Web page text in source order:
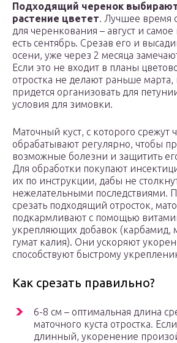
Подходящий черенок
растение цветет. Лучшее время
для черенкования – август и самое
есть сентябрь. Срезав его и
осени, уже через 2 месяца
Если это не входит в планы
отростка не делают раньше марта,
придется организовать для
условия для зимовки.
Маточный куст, с которого срежут
обрабатывают регулярно, чтобы
возможные болезни и защитить
Для обработки покупают
их по инструкции, дабы не
нежелательными последствиями.
срезать подходящий отросток,
подкармливают с помощью
укрепляющих добавок (карбамид,
гумат калия). Они ускоряют
способствуют быстрому
Как срезать правильно?
6-8 см – оптимальная длина
маточного куста отростка.
длинный, укоренение